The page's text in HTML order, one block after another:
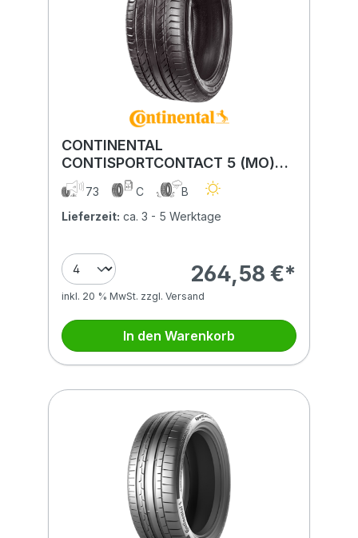
CONTINENTAL
CONTISPORTCONTACT 5 (MO)
265/45R20 108Y (MO) XL
73 C
B
Lieferzeit: ca. 3 - 5 Werktage
264,58 €*
inkl. 20 % MwSt. zzgl. Versand
In den Warenkorb